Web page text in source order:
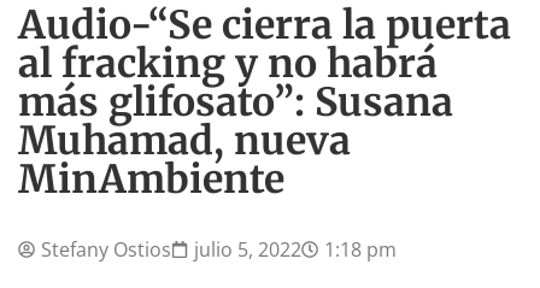
Audio-“Se cierra la puerta
al fracking y no habrá
más glifosato”: Susana
Muhamad, nueva
MinAmbiente
Stefany Ostios julio 5, 2022
1:18 pm